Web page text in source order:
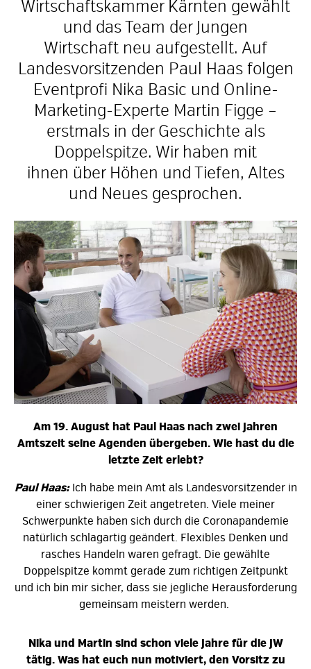
Wirtschaftskammer Kärnten gewählt
und das Team der Jungen
Wirtschaft neu aufgestellt. Auf
Landesvorsitzenden Paul Haas folgen
Eventprofi Nika Basic und Online-
Marketing-Experte Martin Figge –
erstmals in der Geschichte als
Doppelspitze. Wir haben mit
ihnen über Höhen und Tiefen, Altes
und Neues gesprochen.
Am 19. August hat Paul Haas nach zwei Jahren
Amtszeit seine Agenden übergeben. Wie hast du die
letzte Zeit erlebt?
Paul Haas: Ich habe mein Amt als Landesvorsitzender in
einer schwierigen Zeit angetreten. Viele meiner
Schwerpunkte haben sich durch die Coronapandemie
natürlich schlagartig geändert. Flexibles Denken und
rasches Handeln waren gefragt. Die gewählte
Doppelspitze kommt gerade zum richtigen Zeitpunkt
und ich bin mir sicher, dass sie jegliche Herausforderung
gemeinsam meistern werden.
Nika und Martin sind schon viele Jahre für die JW
tätig. Was hat euch nun motiviert, den Vorsitz zu